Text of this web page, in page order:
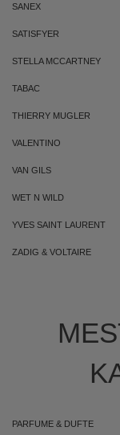
SANEX
SATISFYER
STELLA MCCARTNEY
TABAC
THIERRY MUGLER
VALENTINO
VAN GILS
WET N WILD
YVES SAINT LAURENT
ZADIG & VOLTAIRE
PARFUME & DUFTE